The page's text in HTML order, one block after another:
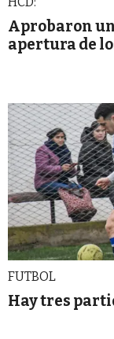
Aprobaron
apertura de
FUTBOL
Hay tres